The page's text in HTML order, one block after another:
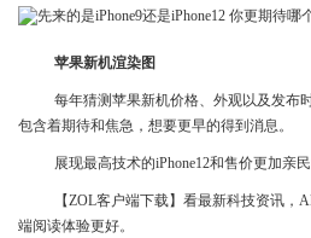
苹果新机渲染图
每年猜测苹果新机价格、外观以及发布
包含着期待和焦急，想要更早的得到消息。
展现最高技术的iPhone12和售价更加亲
【ZOL客户端下载】看最新科技资讯，
端阅读体验更好。